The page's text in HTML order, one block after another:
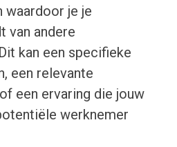
waardoor je je
van andere
kan een specifieke
een relevante
een ervaring die jouw
werknemer